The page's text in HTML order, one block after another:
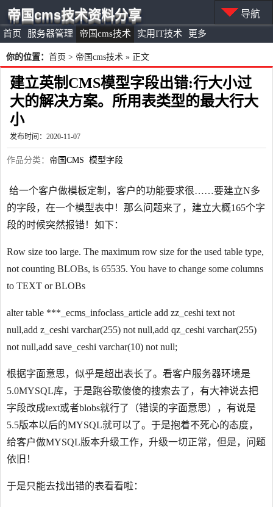
首页 服务器管理 帝国cms技术 实用IT技术 更多
帝国cms技术资料分享 导航
你的位置： 首页 > 帝国cms技术 » 正文
建立英制CMS模型字段出错:行大小过
大的解决方案。所用表类型的最大行大
小
发布时间：2020-11-07
作品分类： 帝国CMS 模型字段
给一个客户做模板定制，客户的功能要求很……要建立N多
的字段，在一个模型表中！那么问题来了，建立大概165个字
段的时候突然报错！如下：
Row size too large. The maximum row size for the used table type,
not counting BLOBs, is 65535. You have to change some columns
to TEXT or BLOBs
alter table ***_ecms_infoclass_article add zz_ceshi text not
null,add z_ceshi varchar(255) not null,add qz_ceshi varchar(255)
not null,add save_ceshi varchar(10) not null;
根据字面意思，似乎是超出表长了。看客户服务器环境是
5.0MYSQL库，于是跑谷歌傻傻的搜索去了，有大神说去把
字段改成text或者blobs就行了（错误的字面意思），有说是
5.5版本以后的MYSQL就可以了。于是抱着不死心的态度，
给客户做MYSQL版本升级工作，升级一切正常，但是，问题
依旧！
于是只能去找出错的表看看啦：